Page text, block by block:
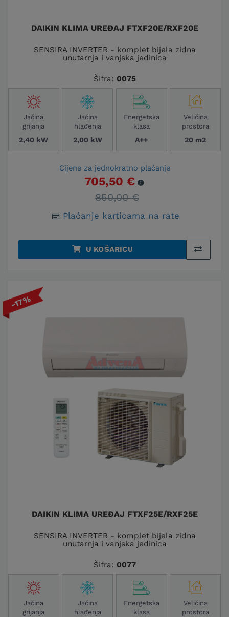
DAIKIN KLIMA UREĐAJ FTXF20E/RXF20E
SENSIRA INVERTER - komplet bijela zidna
unutarnja i vanjska jedinica
Šifra: 0075
Jačina
grijanja
2,40 kW
Jačina
hlađenja
2,00 kW
Energetska
klasa
A++
Veličina
prostora
20 m2
Cijene za jednokratno plaćanje
705,50 €
850,00 €
Plaćanje karticama na rate
U KOŠARICU
-17%
DAIKIN KLIMA UREĐAJ FTXF25E/RXF25E
SENSIRA INVERTER - komplet bijela zidna
unutarnja i vanjska jedinica
Šifra: 0077
Jačina
grijanja
Jačina
hlađenja
Energetska
klasa
Veličina
prostora